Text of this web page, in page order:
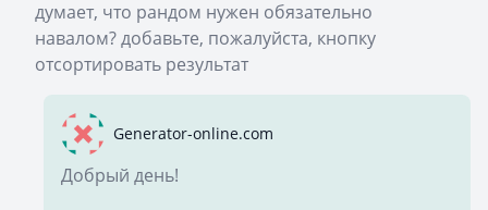
думает, что рандом нужен обязательно
навалом? добавьте, пожалуйста, кнопку
отсортировать результат
Generator-online.com
Добрый день!